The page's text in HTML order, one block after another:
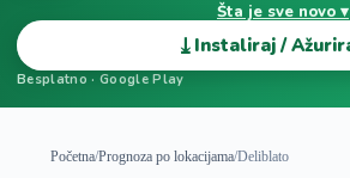
Šta je sve novo ▾
⤓ Instaliraj /
Besplatno · Google Play
Početna/Prognoza po lokacijama/Deliblato